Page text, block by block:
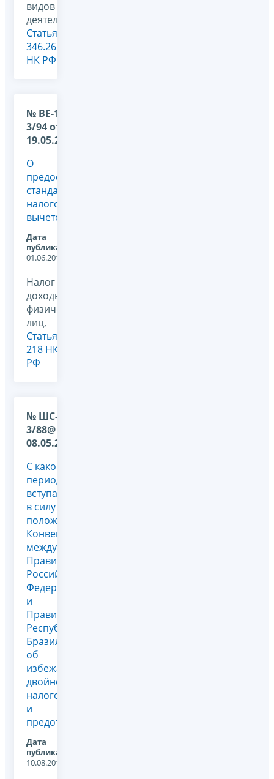
видов
деятельности,
Статья
346.26
НК РФ
№ ВЕ-17-
3/94 от
19.05.2009
О
предоставлении
стандартных
налоговых
вычетов
Дата
публикации:
01.06.2012
Налог на
доходы
физических
лиц,
Статья
218 НК
РФ
№ ШС-17-
3/88@ от
08.05.2009
С какого
периода
вступают
в силу
положения
Конвенции
между
Правительством
Российской
Федерации
и
Правительством
Республики
Бразилии
об
избежании
двойного
налогообложения
и
предотвр...
Дата
публикации:
10.08.2012